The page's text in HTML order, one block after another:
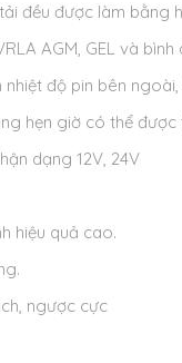
đều được làm
AGM, GEL và
độ pin bên
hẹn giờ có thể
dạng 12V, 24V
hiệu quả cao.
ngược cực